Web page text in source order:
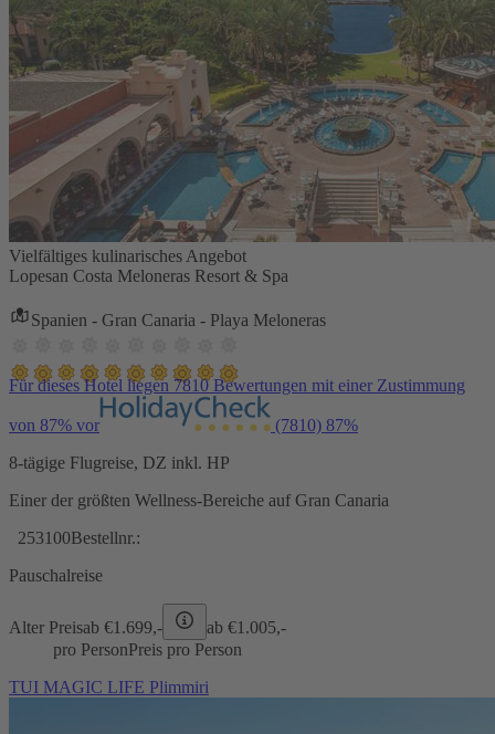
Vielfältiges kulinarisches Angebot
Lopesan Costa Meloneras Resort & Spa
Spanien - Gran Canaria - Playa Meloneras
Für dieses Hotel liegen 7810 Bewertungen mit einer Zustimmung
von 87% vor (7810) 87%
8-tägige Flugreise, DZ inkl. HP
Einer der größten Wellness-Bereiche auf Gran Canaria
253100Bestellnr.:
Pauschalreise
Alter Preisab €1.699,- ab €1.005,-
pro PersonPreis pro Person
TUI MAGIC LIFE Plimmiri